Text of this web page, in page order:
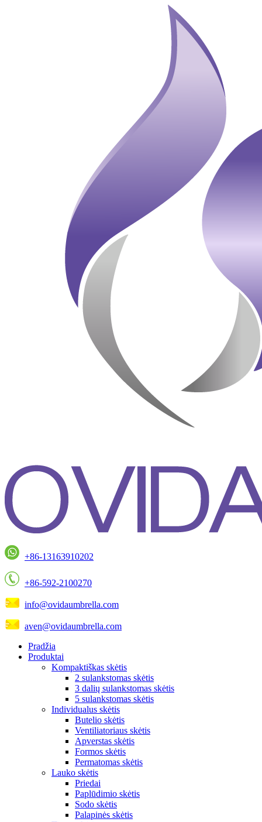
+86-13163910202
+86-592-2100270
info@ovidaumbrella.com
aven@ovidaumbrella.com
Pradžia
Produktai
Kompaktiškas skėtis
2 sulankstomas skėtis
3 dalių sulankstomas skėtis
5 sulankstomas skėtis
Individualus skėtis
Butelio skėtis
Ventiliatoriaus skėtis
Apverstas skėtis
Formos skėtis
Permatomas skėtis
Lauko skėtis
Priedai
Paplūdimio skėtis
Sodo skėtis
Palapinės skėtis